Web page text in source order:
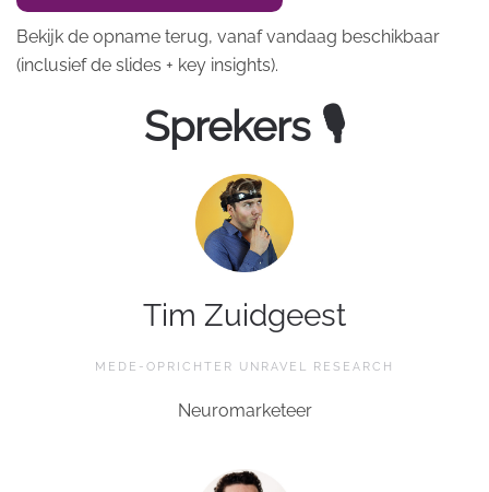
Bekijk de opname terug, vanaf vandaag beschikbaar
(inclusief de slides + key insights).
Sprekers 🎙
Tim Zuidgeest
MEDE-OPRICHTER UNRAVEL RESEARCH
Neuromarketeer